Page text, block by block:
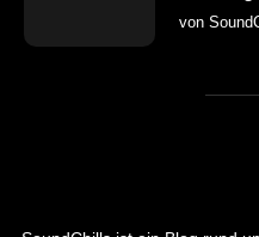
von